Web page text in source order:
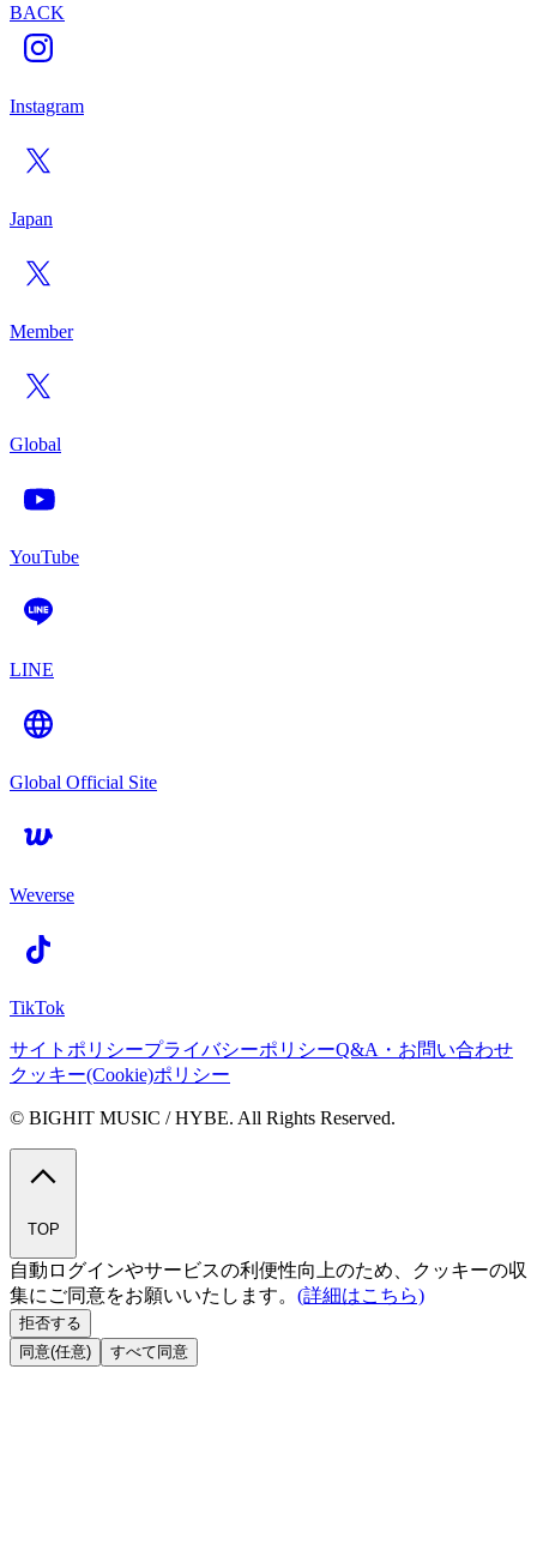
BACK
Instagram
Japan
Member
Global
YouTube
LINE
Global Official Site
Weverse
TikTok
サイトポリシープライバシーポリシーQ&A・お問い合わせ
クッキー(Cookie)ポリシー
© BIGHIT MUSIC / HYBE. All Rights Reserved.
TOP
自動ログインやサービスの利便性向上のため、クッキーの収
集にご同意をお願いいたします。 (詳細はこちら)
拒否する
同意(任意)
すべて同意